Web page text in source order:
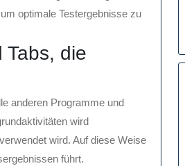
optimale Testergebnisse zu
die
anderen Programme und
wird
wird. Auf diese Weise
führt.